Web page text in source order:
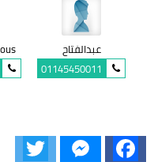
عبدالفتاح
01145450011
Facebook
Messenger